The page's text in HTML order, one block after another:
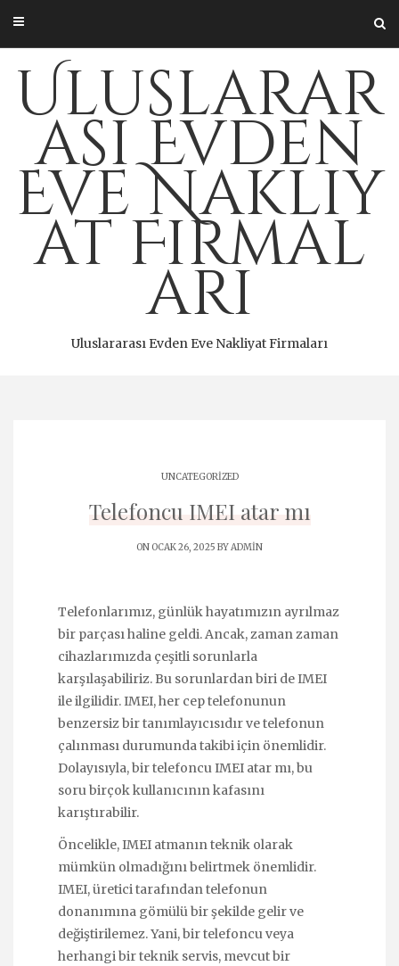
content
Uluslarar
ası Evden
Eve Nakliy
at Firmal
arı
Uluslararası Evden Eve Nakliyat Firmaları
UNCATEGORIZED
Telefoncu IMEI atar mı
ON OCAK 26, 2025 BYADMIN
Telefonlarımız, günlük hayatımızın ayrılmaz
bir parçası haline geldi. Ancak, zaman zaman
cihazlarımızda çeşitli sorunlarla
karşılaşabiliriz. Bu sorunlardan biri de IMEI
ile ilgilidir. IMEI, her cep telefonunun
benzersiz bir tanımlayıcısıdır ve telefonun
çalınması durumunda takibi için önemlidir.
Dolayısıyla, bir telefoncu IMEI atar mı, bu
soru birçok kullanıcının kafasını
karıştırabilir.
Öncelikle, IMEI atmanın teknik olarak
mümkün olmadığını belirtmek önemlidir.
IMEI, üretici tarafından telefonun
donanımına gömülü bir şekilde gelir ve
değiştirilemez. Yani, bir telefoncu veya
herhangi bir teknik servis, mevcut bir